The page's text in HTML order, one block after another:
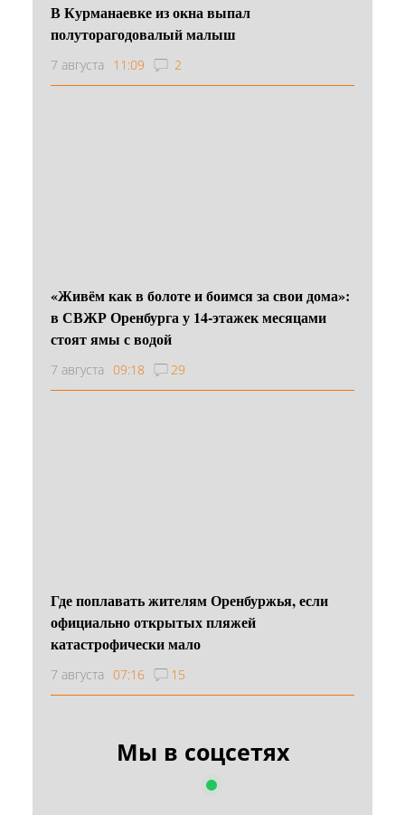
В Курманаевке из окна выпал
полуторагодовалый малыш
7 августа 11:09 2
«Живём как в болоте и боимся за свои дома»:
в СВЖР Оренбурга у 14-этажек месяцами
стоят ямы с водой
7 августа 09:18 29
Где поплавать жителям Оренбуржья, если
официально открытых пляжей
катастрофически мало
7 августа 07:16 15
Мы в соцсетях